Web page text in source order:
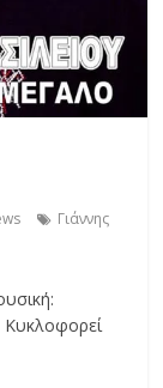
Γιάννης
Κυκλοφορεί